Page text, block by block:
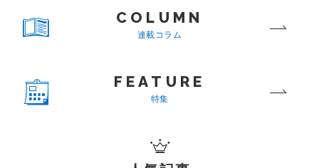
COLUMN
連載コラム
FEATURE
特集